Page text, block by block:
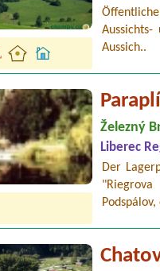
Aussich..
Železný
Liberec
Der
Podspálov,